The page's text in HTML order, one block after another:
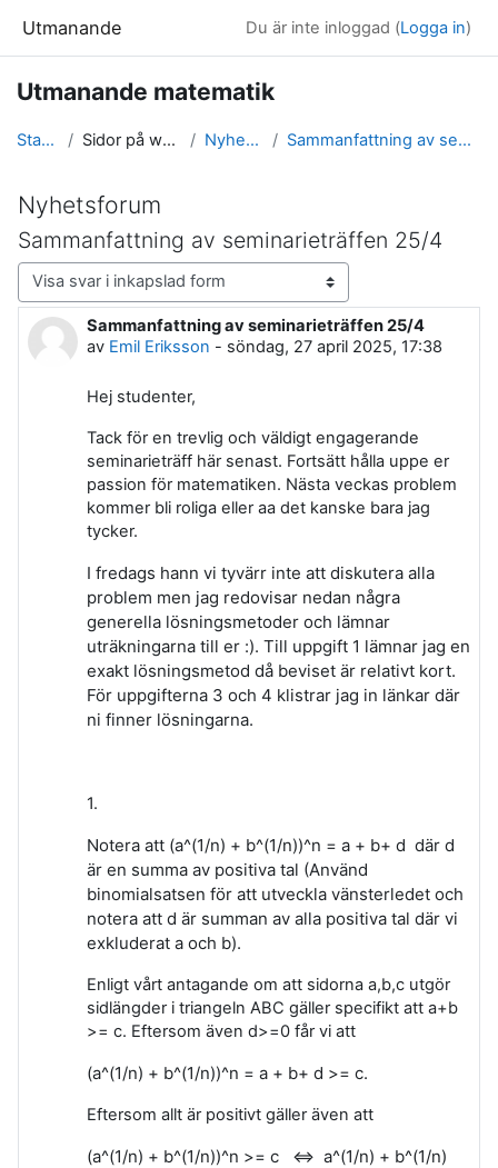
Utmanande Du är inte inloggad (Logga in)
Utmanande matematik
Startsida Sidor på webbplatsen Nyhetsforum Sammanfattning av seminarieträffen 25/4
Nyhetsforum
Sammanfattning av seminarieträffen 25/4
Visningsläge
Sammanfattning av seminarieträffen 25/4
av Emil Eriksson - söndag, 27 april 2025, 17:38
Antal svar: 0
Hej studenter,
Tack för en trevlig och väldigt engagerande
seminarieträff här senast. Fortsätt hålla uppe er
passion för matematiken. Nästa veckas problem
kommer bli roliga eller aa det kanske bara jag
tycker.
I fredags hann vi tyvärr inte att diskutera alla
problem men jag redovisar nedan några
generella lösningsmetoder och lämnar
uträkningarna till er :). Till uppgift 1 lämnar jag en
exakt lösningsmetod då beviset är relativt kort.
För uppgifterna 3 och 4 klistrar jag in länkar där
ni finner lösningarna.
1.
Notera att (a^(1/n) + b^(1/n))^n = a + b+ d där d
är en summa av positiva tal (Använd
binomialsatsen för att utveckla vänsterledet och
notera att d är summan av alla positiva tal där vi
exkluderat a och b).
Enligt vårt antagande om att sidorna a,b,c utgör
sidlängder i triangeln ABC gäller specifikt att a+b
>= c. Eftersom även d>=0 får vi att
(a^(1/n) + b^(1/n))^n = a + b+ d >= c.
Eftersom allt är positivt gäller även att
(a^(1/n) + b^(1/n))^n >= c <=> a^(1/n) + b^(1/n)